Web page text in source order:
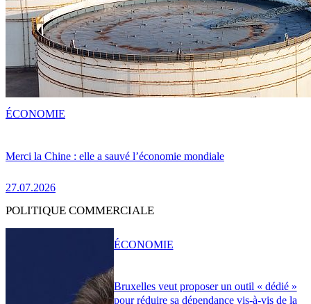
Merci la Chine : elle a sauvé l’économie mondiale
27.07.2026
ÉCONOMIE
POLITIQUE COMMERCIALE
Bruxelles veut proposer un outil « dédié »
pour réduire sa dépendance vis-à-vis de la
ÉCONOMIE